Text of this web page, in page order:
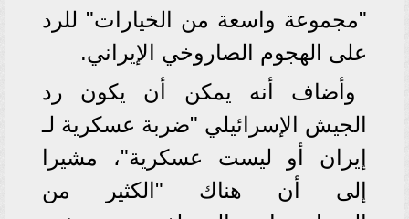
"مجموعة واسعة من الخيارات" للرد
على الهجوم الصاروخي الإيراني.
وأضاف أنه يمكن أن يكون رد
الجيش الإسرائيلي "ضربة عسكرية لـ
إيران أو ليست عسكرية"، مشيرا
إلى أن هناك "الكثير من